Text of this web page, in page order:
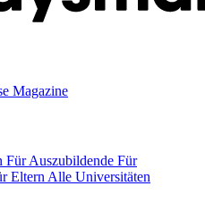
Magazine
Für Auszubildende Für
Eltern Alle Universitäten